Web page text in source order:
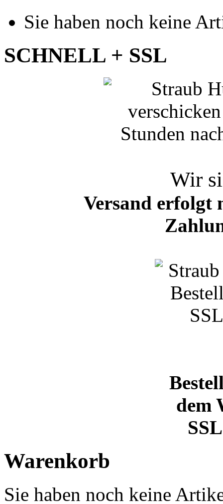
Sie haben noch keine
SCHNELL + SSL
Wir
Versand erfolgt
dem
Warenkorb
Sie haben noch keine